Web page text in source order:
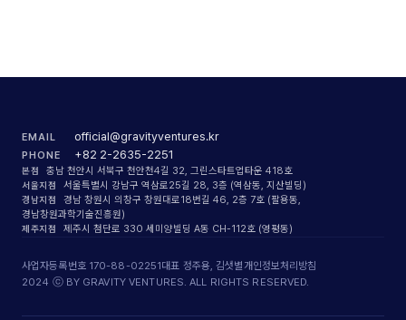
EMAIL official@gravityventures.kr
PHONE +82 2-2635-2251
본점 충남 천안시 서북구 천안천4길 32, 그린스타트업타운 418호
서울지점 서울특별시 강남구 역삼로25길 28, 3층 (역삼동, 지산빌딩)
경남지점
경남 창원시 의창구 창원대로18번길 46, 2층 7호 (팔용동,
경남창원과학기술진흥원)
제주지점 제주시 첨단로 330 세미양빌딩 A동 CH-112호 (영평동)
사업자등록번호 170-88-02251대표 정주용, 김샛별 개인정보처리방침
2024 ⓒ BY GRAVITY VENTURES. ALL RIGHTS RESERVED.